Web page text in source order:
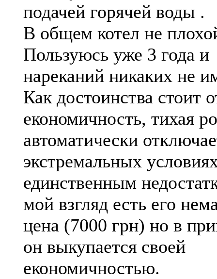
подачей горячей воды .
В общем котел не
Пользуюсь уже 3 года и
нареканий никаких не
Как достоинства стоит
економичность, тихая
автоматически
экстремальных
единственным
мой взгляд есть его
цена (7000 грн) но в
он выкупается своей
економичностью.